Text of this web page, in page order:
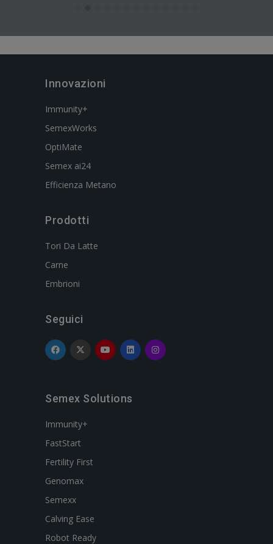
Innovazioni
Immunity+
SemexWorks
OptiMate
Semex ai24
Efficienza Metano
Prodotti
Tori Da Latte
Carne
Embrioni
Seguici
Semex Solutions
Immunity+
FastStart
Fertility First
Genomax
Semexx
Calving Ease
Robot Ready